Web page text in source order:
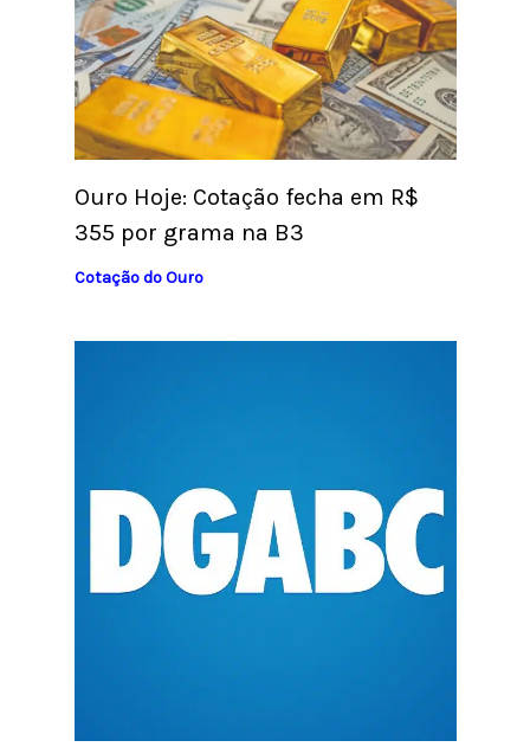
Ouro Hoje: Cotação fecha em R$
355 por grama na B3
Cotação do Ouro